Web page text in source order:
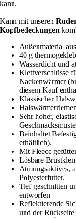
kann.
Kann mit unseren
Kopfbedeckungen
Außenmaterial
40 g
Wasserdicht und
Klettverschlüsse
Nackenwärmer
diesem Kauf
Klassischer
Sehr hoher,
Beinhaltet
erhältlich).
Mit Fleece
Lösbare
Atmungsaktives,
Polyesterfutter.
Tief geschnitten
entworfen.
Reflektierende
und der